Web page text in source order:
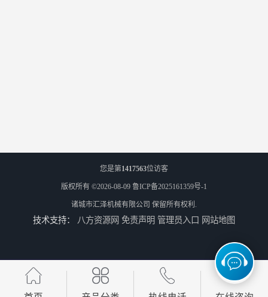
您是第1417563位访客
版权所有 ©2026-08-09 鲁ICP备2025161359号-1
诸城市汇泽机械有限公司 保留所有权利.
技术支持： 八方资源网 免责声明 管理员入口 网站地图